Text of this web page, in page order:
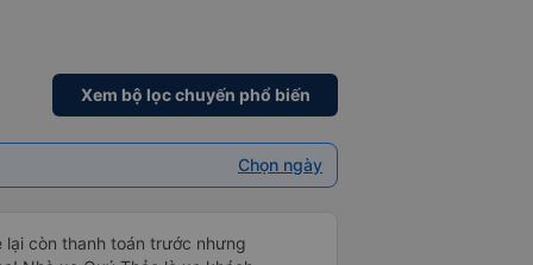
Xem bộ lọc chuyến phổ biến
Chọn ngày
còn thanh toán trước nhưng